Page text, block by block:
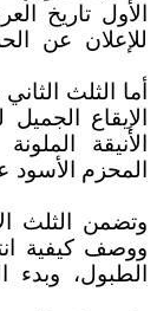
الأول تاريخ
للإعلان عن
أما الثلث
الإيقاع
الأنيقة
المحزم
وتضمن الثلث
ووصف كيفية
الطبول،